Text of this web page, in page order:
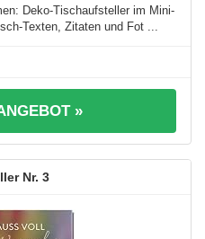
Deko-Tischaufsteller im Mini-
Texten, Zitaten und Fot ...
»
3